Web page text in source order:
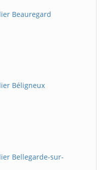
Beauregard
Béligneux
Bellegarde-sur-